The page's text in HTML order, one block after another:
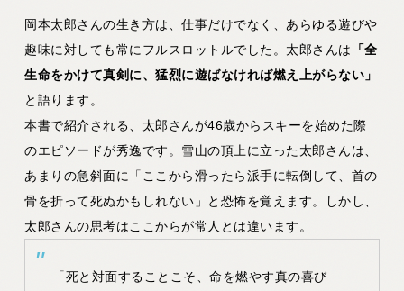
岡本太郎さんの生き方は、仕事だけでなく、あらゆる遊びや
趣味に対しても常にフルスロットルでした。太郎さんは
「全
生命をかけて真剣に、猛烈に遊ばなければ燃え上がらない」
と語ります。
本書で紹介される、太郎さんが46歳からスキーを始めた際
のエピソードが秀逸です。雪山の頂上に立った太郎さんは、
あまりの急斜面に「ここから滑ったら派手に転倒して、首の
骨を折って死ぬかもしれない」と恐怖を覚えます。しかし、
太郎さんの思考はここからが常人とは違います。
「死と対面することこそ、命を燃やす真の喜び